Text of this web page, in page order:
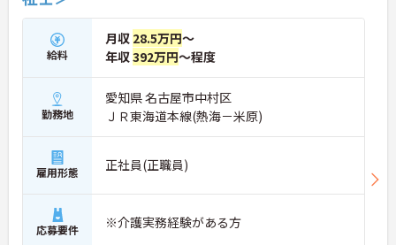
取り」に力を入れていること。なので、もしあなた
い」と思うタイプなら、ここはピッタリの環境です
よ！
と。2つ目は、利用者さんとお話をする機会が多い
こと。日常生活で関わる部分が多いので、やりがい
につながります。3つ目は、私生活と仕事の両立がし
やすいのが魅力です。
給料
月収 28.5万円～
年収392万円～程度
勤務地
愛知県 名古屋市中村区
ＪＲ東海道本線(熱海－米原)
雇用形態 正社員(正職員)
応募要件 ※介護実務経験がある方